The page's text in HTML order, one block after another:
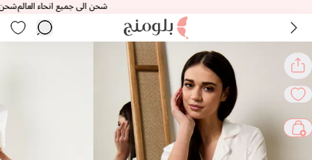
شحن الى جميع انحاء العالمشحن الى